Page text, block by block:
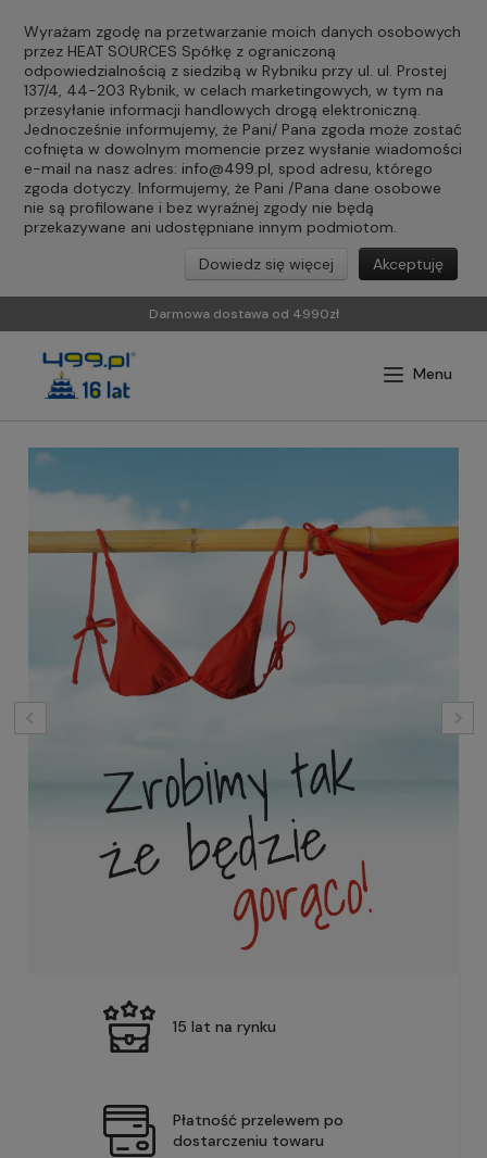
Wyrażam zgodę na przetwarzanie moich danych osobowych
przez HEAT SOURCES Spółkę z ograniczoną
odpowiedzialnością z siedzibą w Rybniku przy ul. ul. Prostej
137/4, 44-203 Rybnik, w celach marketingowych, w tym na
przesyłanie informacji handlowych drogą elektroniczną.
Jednocześnie informujemy, że Pani/ Pana zgoda może zostać
cofnięta w dowolnym momencie przez wysłanie wiadomości
e-mail na nasz adres: info@499.pl, spod adresu, którego
zgoda dotyczy. Informujemy, że Pani /Pana dane osobowe
nie są profilowane i bez wyraźnej zgody nie będą
przekazywane ani udostępniane innym podmiotom.
Akceptuję
Dowiedz się więcej
Darmowa dostawa od 4990zł
15 lat na rynku
Płatność przelewem po
dostarczeniu towaru